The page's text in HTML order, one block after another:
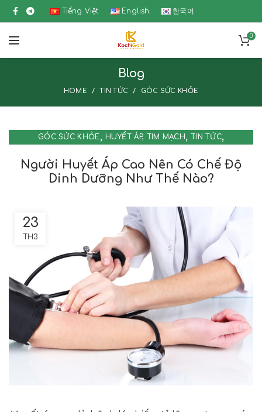
Tiếng Việt English 한국어
0
Blog
HOME TIN TỨC GÓC SỨC KHỎE
GÓC SỨC KHỎE, HUYẾT ÁP, TIM MẠCH, TIN TỨC,
Người Huyết Áp Cao Nên Có Chế Độ
Dinh Dưỡng Như Thế Nào?
23
TH3